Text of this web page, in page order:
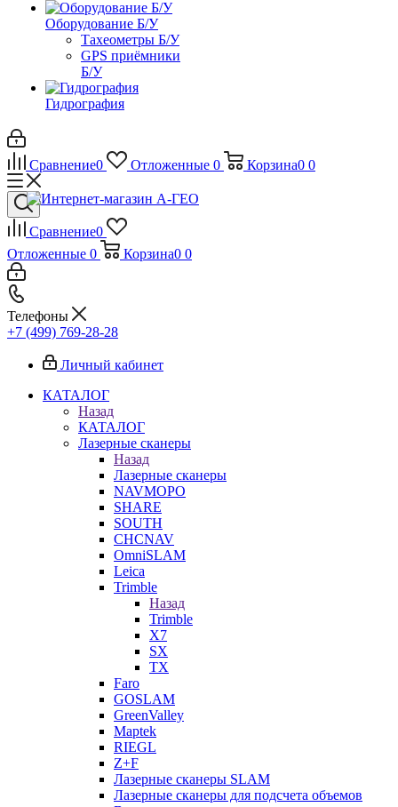
Оборудование Б/У
Тахеометры Б/У
GPS приёмники
Б/У
Гидрография
Сравнение0 Отложенные 0 Корзина0 0
Сравнение0
Отложенные 0 Корзина0 0
Телефоны
+7 (499) 769-28-28
Личный кабинет
КАТАЛОГ
Назад
КАТАЛОГ
Лазерные сканеры
Назад
Лазерные сканеры
NAVMOPO
SHARE
SOUTH
CHCNAV
OmniSLAM
Leica
Trimble
Назад
Trimble
X7
SX
TX
Faro
GOSLAM
GreenValley
Maptek
RIEGL
Z+F
Лазерные сканеры SLAM
Лазерные сканеры для подсчета объемов